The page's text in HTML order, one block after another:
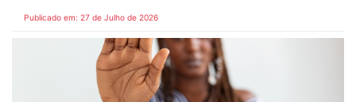
Publicado em: 27 de Julho de 2026